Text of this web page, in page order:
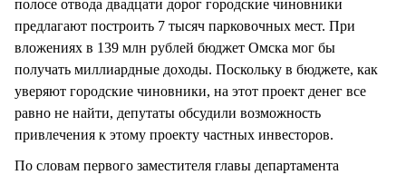
полосе отвода двадцати дорог городские чиновники
предлагают построить 7 тысяч парковочных мест. При
вложениях в 139 млн рублей бюджет Омска мог бы
получать миллиардные доходы. Поскольку в бюджете, как
уверяют городские чиновники, на этот проект денег все
равно не найти, депутаты обсудили возможность
привлечения к этому проекту частных инвесторов.
По словам первого заместителя главы департамента